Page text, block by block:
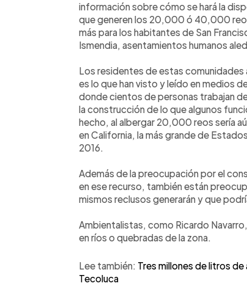
información sobre cómo se hará la
que generen los 20,000 ó 40,000
más para los habitantes de San
Ismendia, asentamientos humanos
Los residentes de estas
es lo que han visto y leído en medios
donde cientos de personas trabajan
la construcción de lo que algunos
hecho, al albergar 20,000 reos sería
en California, la más grande de
2016.
Además de la preocupación por el
en ese recurso, también están
mismos reclusos generarán y que
Ambientalistas, como Ricardo
en ríos o quebradas de la zona.
Lee también: Tres millones de litros de
Tecoluca